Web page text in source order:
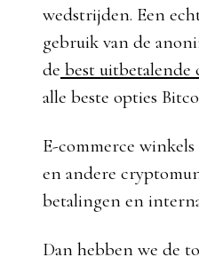
wedstrijden. Een
gebruik van de
de best uitbetalende
alle beste opties
E-commerce
en andere
betalingen en
Dan hebben we de